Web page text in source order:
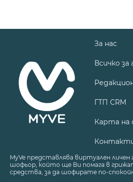
За нас
Всичко
ГТП CRM
Карта на
MyVe представлява виртуален
шофьор, който ще Ви помага в
средства, за да шофирате по-